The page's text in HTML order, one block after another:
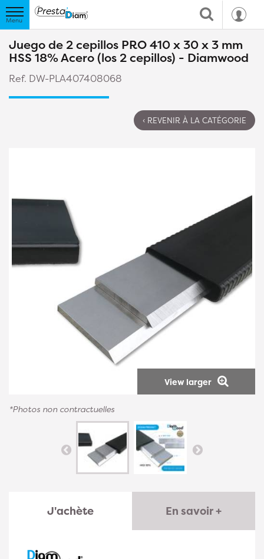
Juego de 2 cepillos PRO 410 x 30 x 3 mm
HSS 18% Acero (los 2 cepillos) - Diamwood
Ref. DW-PLA407408068
‹ REVENIR À LA CATÉGORIE
View larger
*Photos non contractuelles
J'achète En savoir +